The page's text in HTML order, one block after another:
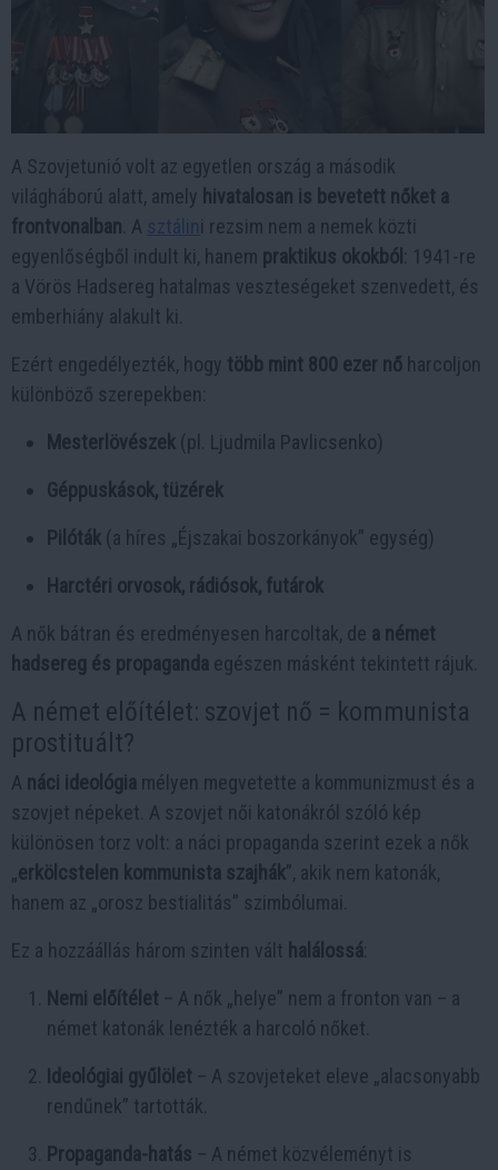
A Szovjetunió volt az egyetlen ország a második
világháború alatt, amely hivatalosan is bevetett nőket a
frontvonalban . A sztálini rezsim nem a nemek közti
egyenlőségből indult ki, hanem praktikus okokból
: 1941-re
a Vörös Hadsereg hatalmas veszteségeket szenvedett, és
emberhiány alakult ki.
Ezért engedélyezték, hogy több mint 800 ezer nő harcoljon
különböző szerepekben:
Mesterlövészek (pl. Ljudmila Pavlicsenko)
Géppuskások, tüzérek
Pilóták (a híres „Éjszakai boszorkányok” egység)
Harctéri orvosok, rádiósok, futárok
A nők bátran és eredményesen harcoltak, de a német
hadsereg és propaganda egészen másként tekintett rájuk.
A német előítélet: szovjet nő = kommunista
prostituált?
A náci ideológia mélyen megvetette a kommunizmust és a
szovjet népeket. A szovjet női katonákról szóló kép
különösen torz volt: a náci propaganda szerint ezek a nők
„erkölcstelen kommunista szajhák”, akik nem katonák,
hanem az „orosz bestialitás” szimbólumai.
Ez a hozzáállás három szinten vált halálossá
Nemi előítélet – A nők „helye” nem a fronton van – a
német katonák lenézték a harcoló nőket.
Ideológiai gyűlölet – A szovjeteket eleve „alacsonyabb
rendűnek” tartották.
Propaganda-hatás – A német közvéleményt is